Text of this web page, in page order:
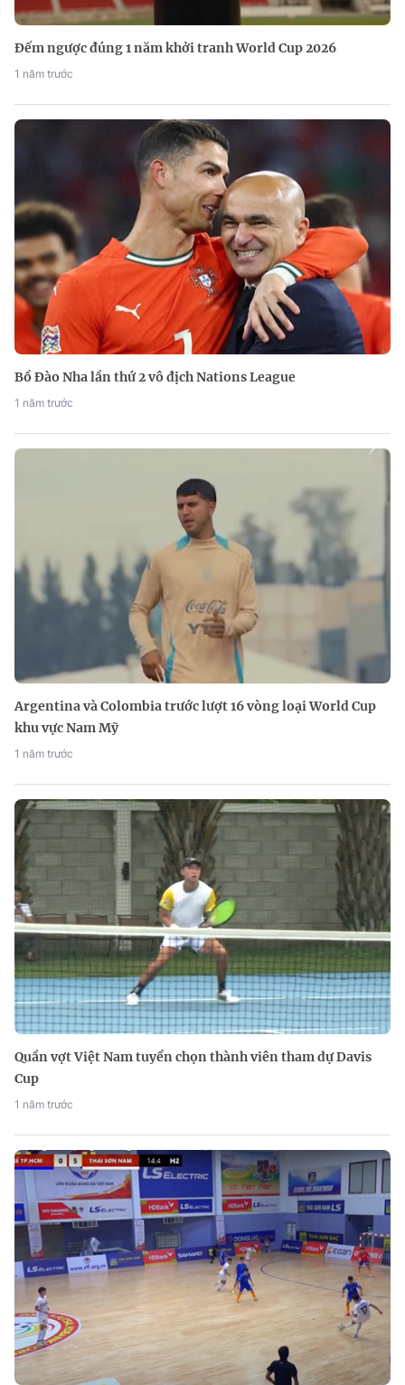
Đếm ngược đúng 1 năm khởi tranh World Cup 2026
1 năm trước
Bồ Đào Nha lần thứ 2 vô địch Nations League
1 năm trước
Argentina và Colombia trước lượt 16 vòng loại World Cup
khu vực Nam Mỹ
1 năm trước
Quần vợt Việt Nam tuyển chọn thành viên tham dự Davis
Cup
1 năm trước